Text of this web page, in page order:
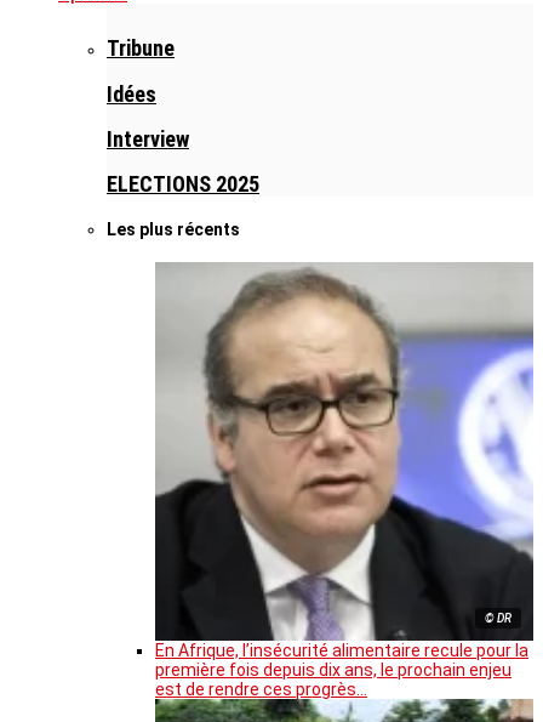
Tribune
Idées
Interview
ELECTIONS 2025
Les plus récents
© DR
En Afrique, l’insécurité alimentaire recule pour la
première fois depuis dix ans, le prochain enjeu
est de rendre ces progrès…